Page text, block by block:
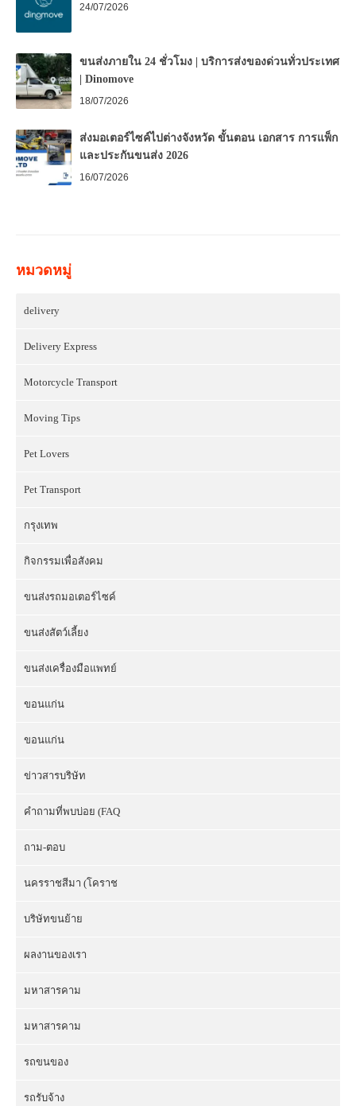
24/07/2026
ขนส่งภายใน 24 ชั่วโมง | บริการส่งของด่วนทั่วประเทศ
| Dinomove
18/07/2026
ส่งมอเตอร์ไซค์ไปต่างจังหวัด ขั้นตอน เอกสาร การแพ็ก
และประกันขนส่ง 2026
16/07/2026
หมวดหมู่
delivery
Delivery Express
Motorcycle Transport
Moving Tips
Pet Lovers
Pet Transport
กรุงเทพ
กิจกรรมเพื่อสังคม
ขนส่งรถมอเตอร์ไซค์
ขนส่งสัตว์เลี้ยง
ขนส่งเครื่องมือแพทย์
ขอนแก่น
ขอนแก่น
ข่าวสารบริษัท
คำถามที่พบบ่อย (FAQ
ถาม-ตอบ
นครราชสีมา (โคราช
บริษัทขนย้าย
ผลงานของเรา
มหาสารคาม
มหาสารคาม
รถขนของ
รถรับจ้าง